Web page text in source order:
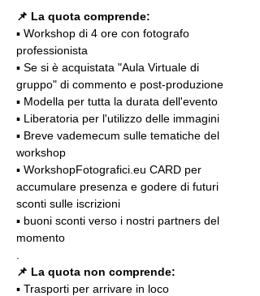
📌 La quota comprende:
▪️ Workshop di 4 ore con fotografo
professionista
▪️ Se si è acquistata "Aula Virtuale di
gruppo" di commento e post-produzione
▪️ Modella per tutta la durata dell'evento
▪️ Liberatoria per l'utilizzo delle immagini
▪️ Breve vademecum sulle tematiche del
workshop
▪️ WorkshopFotografici.eu CARD per
accumulare presenza e godere di futuri
sconti sulle iscrizioni
▪️ buoni sconti verso i nostri partners del
momento
📌 La quota non comprende:
▪️ Trasporti per arrivare in loco